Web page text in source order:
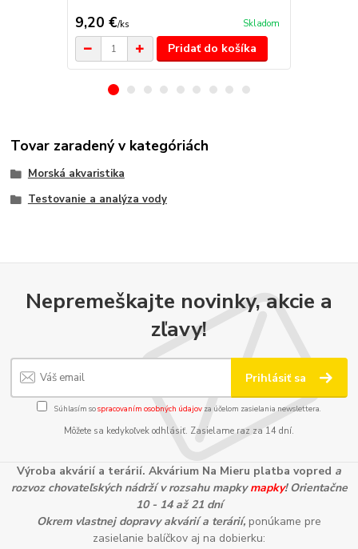
9,20 €/ks Skladom
Pridať do košíka
Tovar zaradený v kategóriách
Morská akvaristika
Testovanie a analýza vody
Nepremeškajte novinky, akcie a
zľavy!
Prihlásiť sa
Súhlasím sospracovaním osobných údajov za účelom zasielania newslettera.
Môžete sa kedykoľvek odhlásiť. Zasielame raz za 14 dní.
Výroba akvárií a terárií. Akvárium Na Mieru platba vopred a
rozvoz chovateľských nádrží v rozsahu mapkymapky! Orientačne
10 - 14 až 21 dní
Okrem vlastnej dopravy akvárií a terárií, ponúkame pre
zasielanie balíčkov aj na dobierku: